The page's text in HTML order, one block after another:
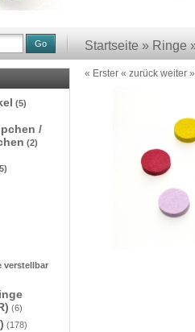
Go Startseite » Ringe
« Erster « zurück weiter »
(5)
/
(2)
verstellbar
(6)
(178)